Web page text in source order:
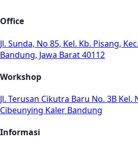
Office
Jl. Sunda, No 85, Kel. Kb. Pisang,
Bandung, Jawa Barat 40112
Workshop
Jl. Terusan Cikutra Baru No. 3B Kel.
Cibeunying Kaler Bandung
Informasi